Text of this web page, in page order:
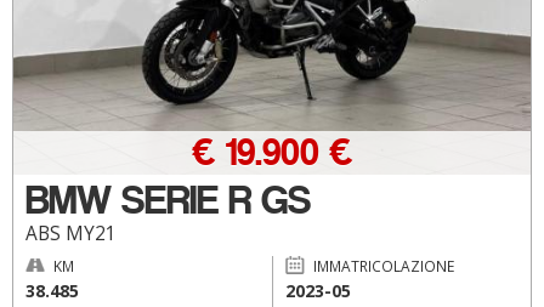
BMW SERIE R GS
ABS MY21
€ 19.900 €
KM
38.485
IMMATRICOLAZIONE
2023-05